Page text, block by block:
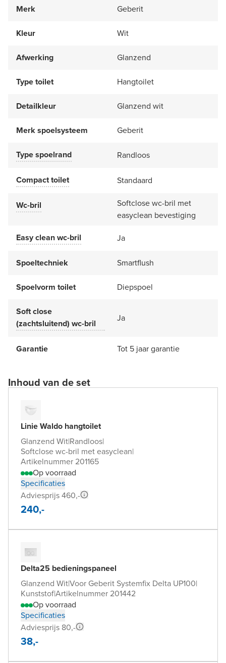
Merk Geberit
Kleur Wit
Afwerking Glanzend
Type toilet Hangtoilet
Detailkleur Glanzend wit
Merk spoelsysteem Geberit
Type spoelrand Randloos
Compact toilet Standaard
Wc-bril
Softclose wc-bril met
easyclean bevestiging
Easy clean wc-bril
Ja
Spoeltechniek Smartflush
Spoelvorm toilet Diepspoel
Soft close
(zachtsluitend) wc-bril
Ja
Garantie Tot 5 jaar garantie
Inhoud van de set
Linie Waldo hangtoilet
Glanzend Wit|Randloos|
Softclose wc-bril met easyclean|
Artikelnummer 201165
Op voorraad
Specificaties
Adviesprijs 460,-
240,-
Delta25 bedieningspaneel
Glanzend Wit|Voor Geberit Systemfix Delta UP100|
Kunststof|Artikelnummer 201442
Op voorraad
Specificaties
Adviesprijs 80,-
38,-